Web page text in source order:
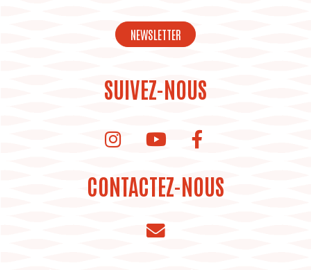
NEWSLETTER
SUIVEZ-NOUS
instagram de la bibliothèque
Youtube de la bibliothèque
CONTACTEZ-NOUS